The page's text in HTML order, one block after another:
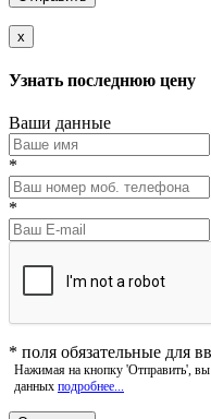
x
Узнать последнюю цену
Ваши данные
*
*
* поля обязательные для
Нажимая на кнопку 'Отправить', вы
данных подробнее...